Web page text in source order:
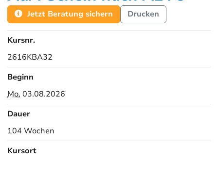
Jetzt Beratung sichern Drucken
Kursnr.
2616KBA32
Beginn
Mo. 03.08.2026
Dauer
104 Wochen
Kursort